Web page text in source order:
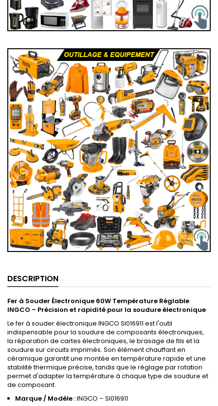
DESCRIPTION
Fer à Souder Électronique 60W Température Réglable
INGCO – Précision et rapidité pour la soudure électronique
Le fer à souder électronique INGCO SI016911 est l'outil
indispensable pour la soudure de composants électroniques,
la réparation de cartes électroniques, le brasage de fils et la
soudure sur circuits imprimés. Son élément chauffant en
céramique garantit une montée en température rapide et une
stabilité thermique précise, tandis que le réglage par rotation
permet d'adapter la température à chaque type de soudure et
de composant.
Marque / Modèle :INGCO – SI016911